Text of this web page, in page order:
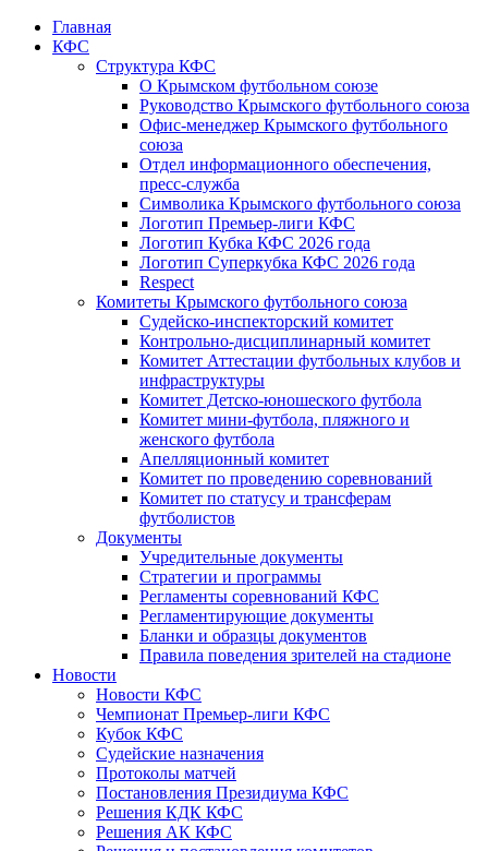
Главная
КФС
Структура КФС
О Крымском футбольном союзе
Руководство Крымского футбольного союза
Офис-менеджер Крымского футбольного
союза
Отдел информационного обеспечения,
пресс-служба
Символика Крымского футбольного союза
Логотип Премьер-лиги КФС
Логотип Кубка КФС 2026 года
Логотип Суперкубка КФС 2026 года
Respect
Комитеты Крымского футбольного союза
Судейско-инспекторский комитет
Контрольно-дисциплинарный комитет
Комитет Аттестации футбольных клубов и
инфраструктуры
Комитет Детско-юношеского футбола
Комитет мини-футбола, пляжного и
женского футбола
Апелляционный комитет
Комитет по проведению соревнований
Комитет по статусу и трансферам
футболистов
Документы
Учредительные документы
Стратегии и программы
Регламенты соревнований КФС
Регламентирующие документы
Бланки и образцы документов
Правила поведения зрителей на стадионе
Новости
Новости КФС
Чемпионат Премьер-лиги КФС
Кубок КФС
Судейские назначения
Протоколы матчей
Постановления Президиума КФС
Решения КДК КФС
Решения АК КФС